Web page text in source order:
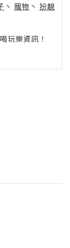
丶 寵物 丶 扮靚
玩樂資訊！